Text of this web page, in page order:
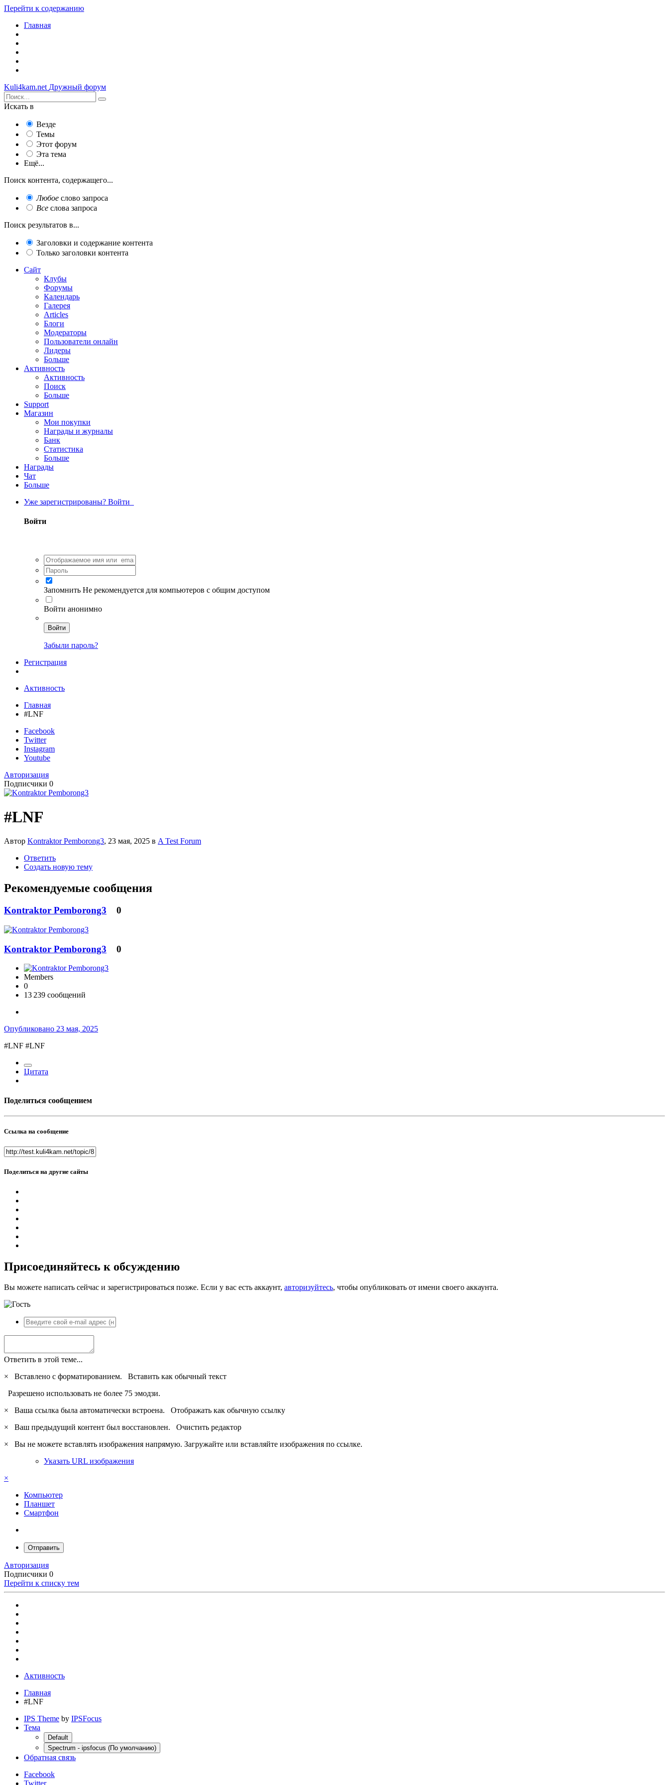
Перейти к содержанию
Главная
Kuli4kam.net Дружный форум
Искать в
Везде
Темы
Этот форум
Эта тема
Ещё...
Поиск контента, содержащего...
Любое слово запроса
Все слова запроса
Поиск результатов в...
Заголовки и содержание контента
Только заголовки контента
Сайт
Клубы
Форумы
Календарь
Галерея
Articles
Блоги
Модераторы
Пользователи онлайн
Лидеры
Больше
Активность
Активность
Поиск
Больше
Support
Магазин
Мои покупки
Награды и журналы
Банк
Статистика
Больше
Награды
Чат
Больше
Уже зарегистрированы? Войти
Войти
Запомнить Не рекомендуется для компьютеров с общим доступом
Войти анонимно
Войти
Забыли пароль?
Регистрация
Активность
Главная
#LNF
Facebook
Twitter
Instagram
Youtube
Авторизация
Подписчики 0
#LNF
Автор Kontraktor Pemborong3, 23 мая, 2025 в A Test Forum
Ответить
Создать новую тему
Рекомендуемые сообщения
Kontraktor Pemborong3 0
Kontraktor Pemborong3 0
Members
0
13 239 сообщений
Опубликовано 23 мая, 2025
#LNF #LNF
Цитата
Поделиться сообщением
Ссылка на сообщение
Поделиться на другие сайты
Присоединяйтесь к обсуждению
Вы можете написать сейчас и зарегистрироваться позже. Если у вас есть аккаунт, авторизуйтесь, чтобы опубликовать от имени своего аккаунта.
Ответить в этой теме...
×
Вставлено с форматированием. Вставить как обычный текст
Разрешено использовать не более 75 эмодзи.
×
Ваша ссылка была автоматически встроена. Отображать как обычную ссылку
×
Ваш предыдущий контент был восстановлен. Очистить редактор
×
Вы не можете вставлять изображения напрямую. Загружайте или вставляйте изображения по ссылке.
Указать URL изображения
×
Компьютер
Планшет
Смартфон
Отправить
Авторизация
Подписчики 0
Перейти к списку тем
Активность
Главная
#LNF
IPS Theme by IPSFocus
Тема
Default
Spectrum - ipsfocus (По умолчанию)
Обратная связь
Facebook